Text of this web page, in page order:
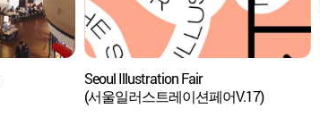
Seoul Illustration Fair
(서울일러스트레이션페어V.17)